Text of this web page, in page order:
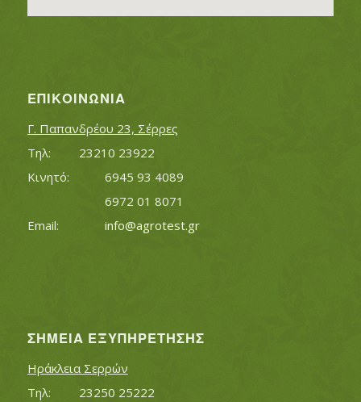
ΕΠΙΚΟΙΝΩΝΊΑ
Γ. Παπανδρέου 23, Σέρρες
Τηλ:		23210 23922
Κινητό:		6945 93 4089
			6972 01 8071
info@agrotest.gr
ΣΗΜΕΊΑ ΕΞΥΠΗΡΈΤΗΣΗΣ
Ηράκλεια Σερρών
Τηλ:		23250 25222